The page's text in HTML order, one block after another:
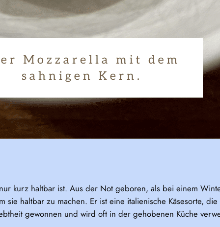
kurz haltbar ist. Aus der Not geboren, als bei einem
sie haltbar zu machen. Er ist eine italienische Käsesorte,
gewonnen und wird oft in der gehobenen Küche